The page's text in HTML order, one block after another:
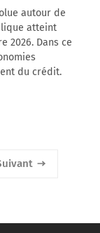
autour de
atteint
2026. Dans ce
du crédit.